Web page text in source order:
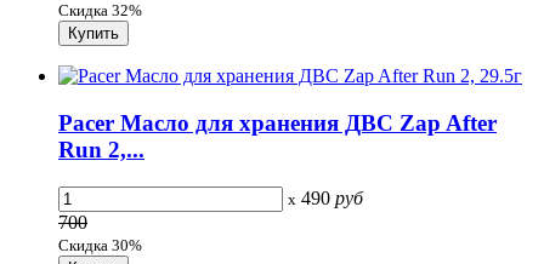
Скидка 32%
Pacer Масло для хранения ДВС Zap After
Run 2,...
x 490 руб
700
Скидка 30%